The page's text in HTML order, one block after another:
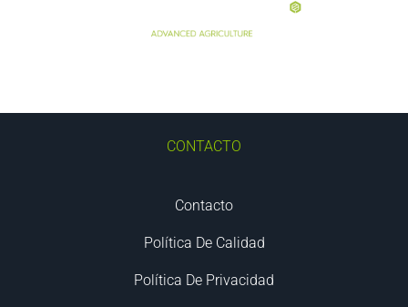
CONTACTO
Contacto
Política De Calidad
Política De Privacidad